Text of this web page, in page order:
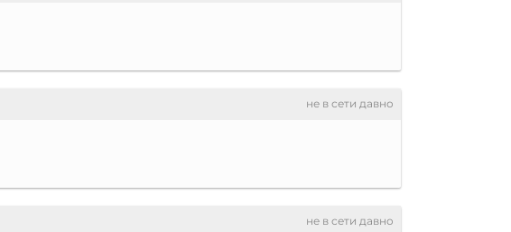
не в сети давно
не в сети давно